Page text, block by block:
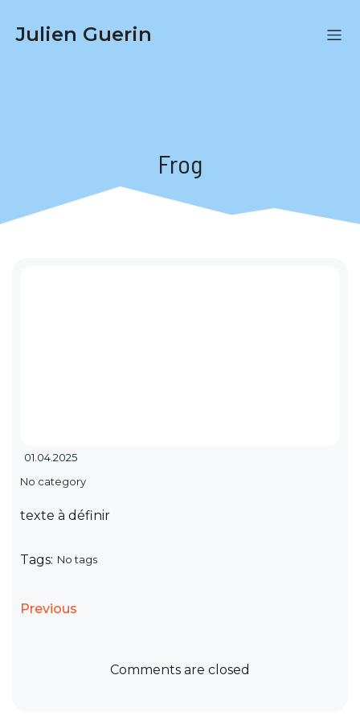
Julien Guerin
Frog
01.04.2025
No category
texte à définir
Tags: No tags
Previous
Comments are closed